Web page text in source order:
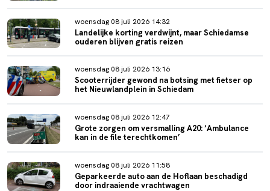
woensdag 08 juli 2026 14:32
Landelijke korting verdwijnt, maar Schiedamse
ouderen blijven gratis reizen
woensdag 08 juli 2026 13:16
Scooterrijder gewond na botsing met fietser op
het Nieuwlandplein in Schiedam
woensdag 08 juli 2026 12:47
Grote zorgen om versmalling A20: ‘Ambulance
kan in de file terechtkomen’
woensdag 08 juli 2026 11:58
Geparkeerde auto aan de Hoflaan beschadigd
door indraaiende vrachtwagen